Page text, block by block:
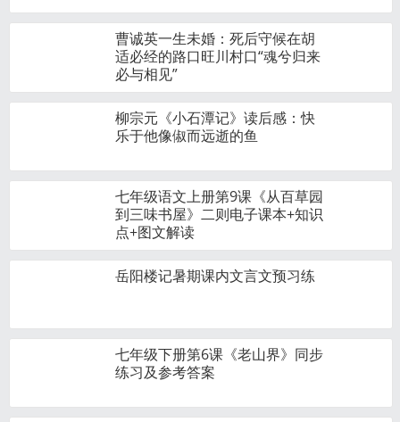
曹诚英一生未婚：死后守候在胡
适必经的路口旺川村口“魂兮归来
必与相见”
柳宗元《小石潭记》读后感：快
乐于他像俶而远逝的鱼
七年级语文上册第9课《从百草园
到三味书屋》二则电子课本+知识
点+图文解读
岳阳楼记暑期课内文言文预习练
七年级下册第6课《老山界》同步
练习及参考答案